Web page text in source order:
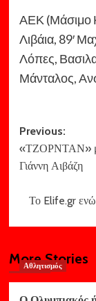
ΑΕΚ (Μάσιμο
Λιβάια, 89′
Λόπες,
Μάνταλος,
Post
Previous:
«ΤΖΟΡΝΤΑΝ» με
Γιάννη Αιβάζη
Το Elife.gr
More Stories
Αθλητισμός